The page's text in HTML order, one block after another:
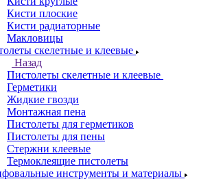
Кисти плоские
Кисти радиаторные
Макловицы
скелетные и клеевые
Назад
Пистолеты скелетные и клеевые
Герметики
Жидкие гвозди
Монтажная пена
Пистолеты для герметиков
Пистолеты для пены
Стержни клеевые
Термоклеящие пистолеты
инструменты и материалы